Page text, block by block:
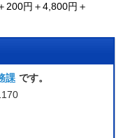
200円＋4,800円＋
課 です。